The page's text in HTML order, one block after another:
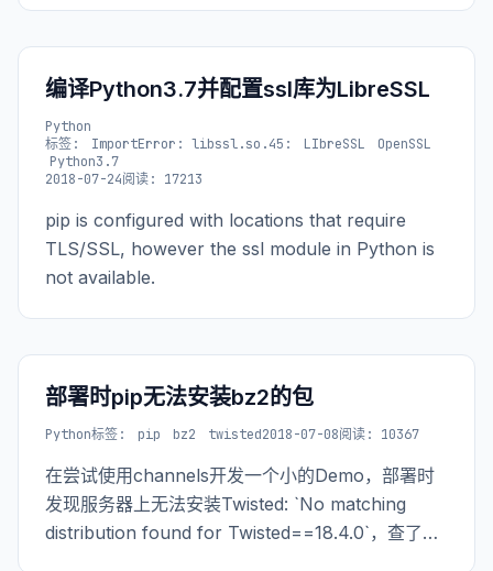
编译Python3.7并配置ssl库为LibreSSL
Python
标签:
ImportError: libssl.so.45: LIbreSSL
OpenSSL
Python3.7
2018-07-24阅读: 17213
pip is configured with locations that require
TLS/SSL, however the ssl module in Python is
not available.
部署时pip无法安装bz2的包
Python标签: pip bz2 twisted2018-07-08阅读: 10367
在尝试使用channels开发一个小的Demo，部署时
发现服务器上无法安装Twisted: `No matching
distribution found for Twisted==18.4.0`，查了下